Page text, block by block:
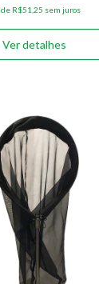
de R$51,25 sem juros
Ver detalhes